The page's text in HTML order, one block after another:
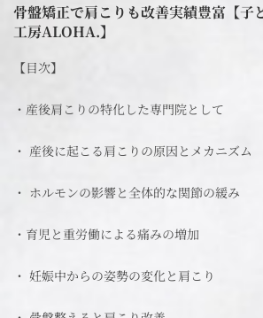
骨盤矯正で肩こりも改善実績豊富【子
工房ALOHA.】
【目次】
・産後肩こりの特化した専門院として
・ 産後に起こる肩こりの原因とメカニズム
・ ホルモンの影響と全体的な関節の緩み
・育児と重労働による痛みの増加
・ 妊娠中からの姿勢の変化と肩こり